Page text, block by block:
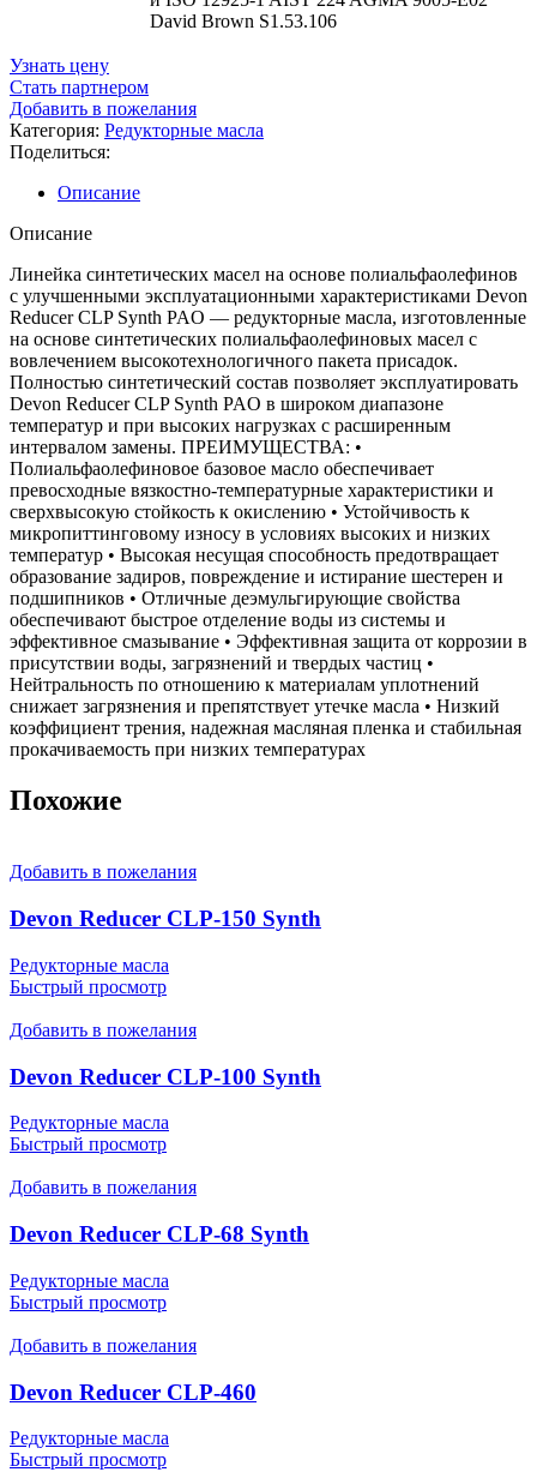
David Brown S1.53.106
Узнать цену
Стать партнером
Добавить в пожелания
Категория: Редукторные масла
Поделиться:
Описание
Описание
Линейка cинтетических масел на основе полиальфаолефинов
c улучшенными эксплуатационными характеристиками Devon
Reducer CLP Synth PAO — редукторные масла, изготовленные
на основе синтетических полиальфаолефиновых масел с
вовлечением высокотехнологичного пакета присадок.
Полностью синтетический состав позволяет эксплуатировать
Devon Reducer CLP Synth PAO в широком диапазоне
температур и при высоких нагрузках с расширенным
интервалом замены. ПРЕИМУЩЕСТВА: •
Полиальфаолефиновое базовое масло обеспечивает
превосходные вязкостно-температурные характеристики и
сверхвысокую стойкость к окислению • Устойчивость к
микропиттинговому износу в условиях высоких и низких
температур • Высокая несущая способность предотвращает
образование задиров, повреждение и истирание шестерен и
подшипников • Отличные деэмульгирующие свойства
обеспечивают быстрое отделение воды из системы и
эффективное смазывание • Эффективная защита от коррозии в
присутствии воды, загрязнений и твердых частиц •
Нейтральность по отношению к материалам уплотнений
снижает загрязнения и препятствует утечке масла • Низкий
коэффициент трения, надежная масляная пленка и стабильная
прокачиваемость при низких температурах
Похожие
Добавить в пожелания
Devon Reducer CLP-150 Synth
Редукторные масла
Быстрый просмотр
Добавить в пожелания
Devon Reducer CLP-100 Synth
Редукторные масла
Быстрый просмотр
Добавить в пожелания
Devon Reducer CLP-68 Synth
Редукторные масла
Быстрый просмотр
Добавить в пожелания
Devon Reducer CLP-460
Редукторные масла
Быстрый просмотр